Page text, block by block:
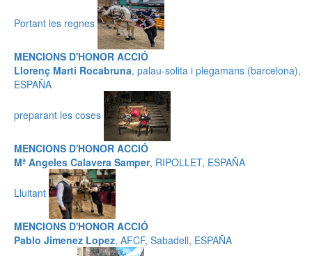
Portant les regnes
MENCIONS D'HONOR ACCIÓ
Llorenç Marti Rocabruna, palau-solita i plegamans (barcelona),
ESPAÑA
preparant les coses
MENCIONS D'HONOR ACCIÓ
Mª Angeles Calavera Samper, RIPOLLET, ESPAÑA
Lluitant
MENCIONS D'HONOR ACCIÓ
Pablo Jimenez Lopez, AFCF, Sabadell, ESPAÑA